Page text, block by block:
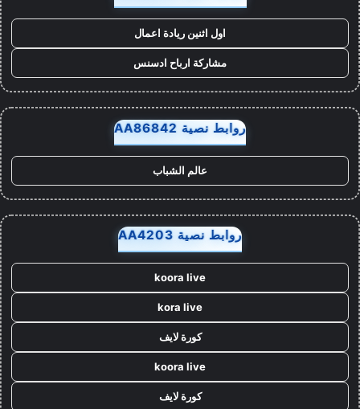
اول اثنين ريادة اعمال
مشاركة ارباح ادسنس
روابط نصية AA86842
عالم الشباب
روابط نصية AA4203
koora live
kora live
كورة لايف
koora live
كورة لايف